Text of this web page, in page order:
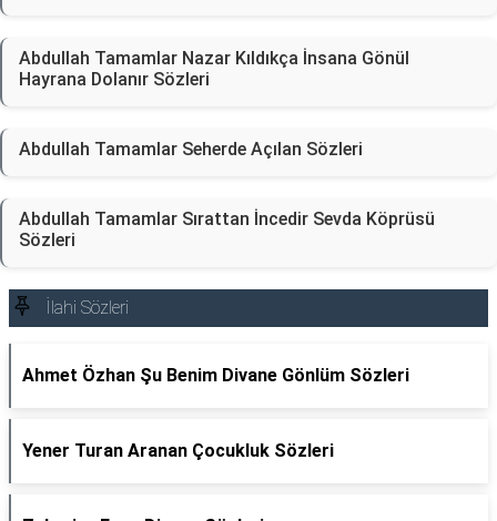
Abdullah Tamamlar Nazar Kıldıkça İnsana Gönül
Hayrana Dolanır Sözleri
Abdullah Tamamlar Seherde Açılan Sözleri
Abdullah Tamamlar Sırattan İncedir Sevda Köprüsü
Sözleri
İlahi Sözleri
Ahmet Özhan Şu Benim Divane Gönlüm Sözleri
Yener Turan Aranan Çocukluk Sözleri